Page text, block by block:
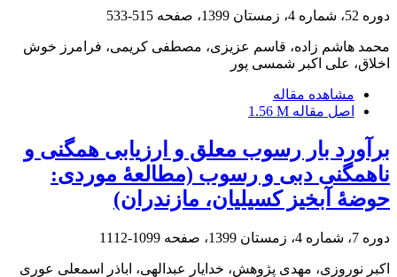
دوره 52، شماره 4، زمستان 1399، صفحه 515-533
محمد هاشم زاده، قاسم عزیزی، مصطفی کریمی، فرامرز خوش
اخلاق، علی اکبر شمسی پور
مشاهده مقاله
اصل مقاله 1.56 M
برآورد بار رسوب معلق و ارزیابی همگنی و
ناهمگنی دبی و رسوب (مطالعۀ موردی:
حوضۀ آبخیز کسیلیان، مازندران)
دوره 7، شماره 4، زمستان 1399، صفحه 1099-1112
اکبر نوروزی، مهدی پژوهش، خدایار عبدالهی، اباذر اسمعلی عوری